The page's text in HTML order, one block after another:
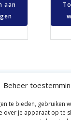
Beheer
te bieden, gebruiken
over je apparaat op te
aan